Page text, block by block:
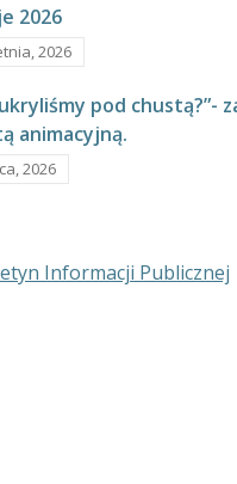
2026
2026
pod chustą?”-
animacyjną.
2026
Informacji Publicznej